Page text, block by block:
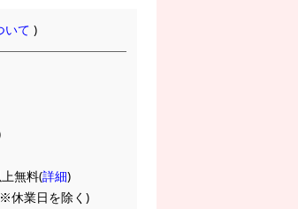
いて )
無料(詳細)
休業日を除く)